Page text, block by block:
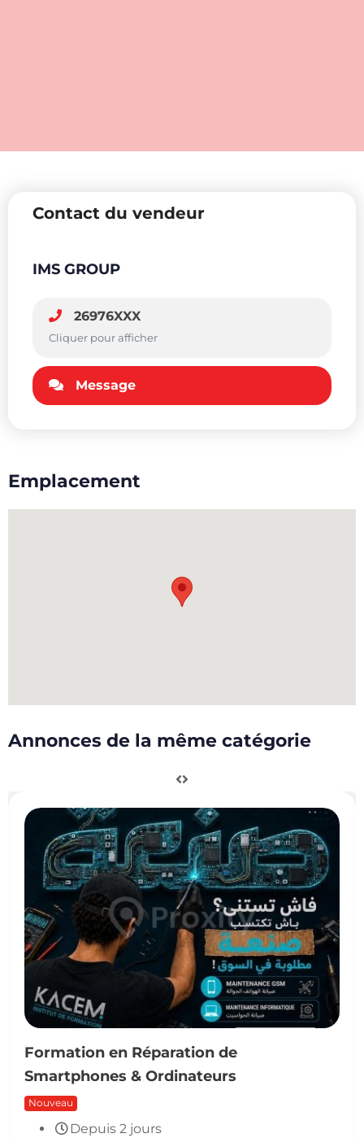
Contact du vendeur
IMS GROUP
26976XXX
Cliquer pour afficher
Message
Emplacement
Annonces de la même catégorie
Formation en Réparation de
Smartphones & Ordinateurs
Nouveau
Depuis 2 jours